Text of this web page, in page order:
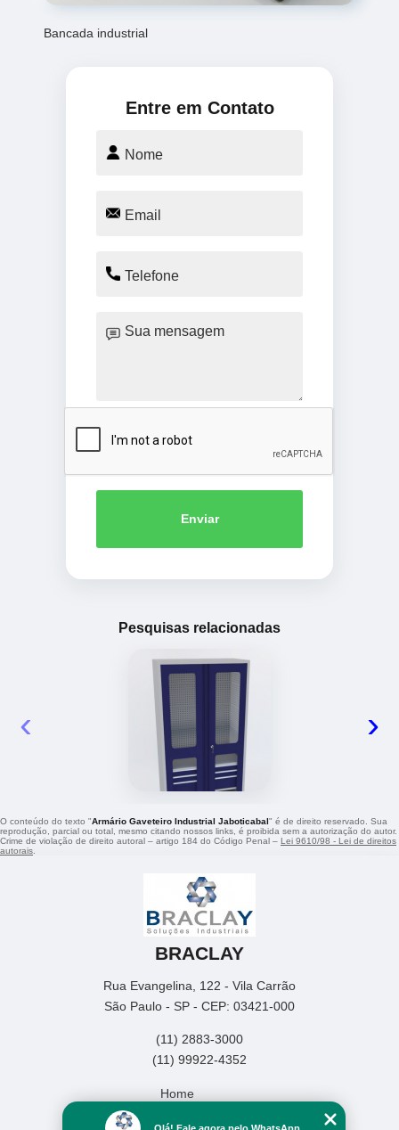
Bancada industrial
Entre em Contato
Enviar
Pesquisas relacionadas
‹ ›
O conteúdo do texto "Armário Gaveteiro Industrial Jaboticabal" é de direito reservado. Sua
reprodução, parcial ou total, mesmo citando nossos links, é proibida sem a autorização do autor.
Crime de violação de direito autoral – artigo 184 do Código Penal – Lei 9610/98 - Lei de direitos
autorais
BRACLAY
Rua Evangelina, 122 - Vila Carrão
São Paulo - SP - CEP: 03421-000
(11) 2883-3000
(11) 99922-4352
Home